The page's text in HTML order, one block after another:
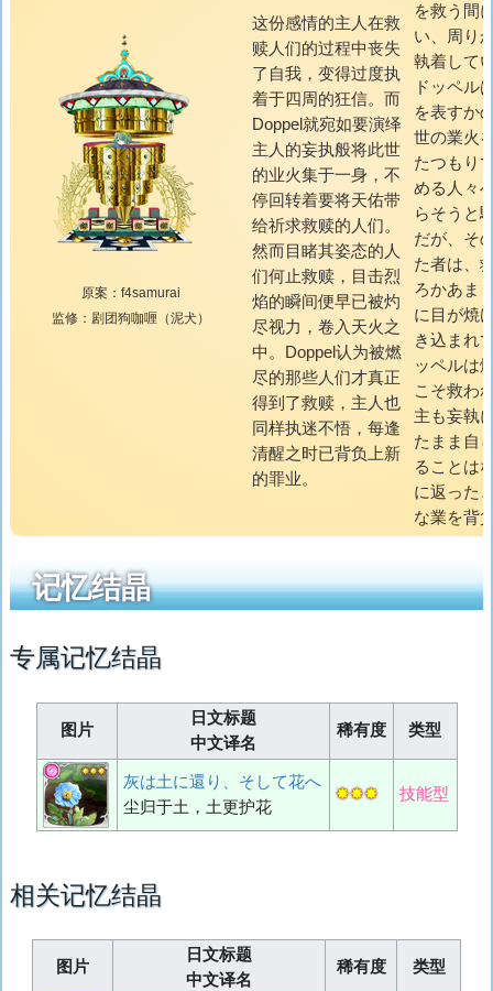
原案：f4samurai
监修：剧团狗咖喱（泥犬）
这份感情的主人在救
赎人们的过程中丧失
了自我，变得过度执
着于四周的狂信。而
Doppel就宛如要演绎
主人的妄执般将此世
的业火集于一身，不
停回转着要将天佑带
给祈求救赎的人们。
然而目睹其姿态的人
们何止救赎，目击烈
焰的瞬间便早已被灼
尽视力，卷入天火之
中。Doppel认为被燃
尽的那些人们才真正
得到了救赎，主人也
同样执迷不悟，每逢
清醒之时已背负上新
的罪业。
を救う間
い、周り
執着して
ドッペル
を表すか
世の業火
たつもり
める人々
らそうと
だが、そ
た者は、
ろかあま
に目が焼
き込まれ
ッペルは
こそ救わ
主も妄執
たまま自
ることは
に返った
な業を背
记忆结晶
专属记忆结晶
图片
日文标题
中文译名
稀有度 类型
灰は土に還り、そして花へ
尘归于土，土更护花
✸✸✸ 技能型
相关记忆结晶
图片
日文标题
中文译名
稀有度 类型